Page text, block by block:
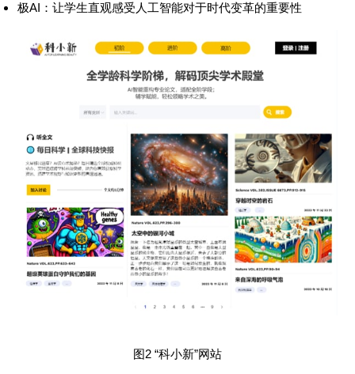
极AI：让学生直观感受人工智能对于时代变革的重要性
图2 “科小新”网站